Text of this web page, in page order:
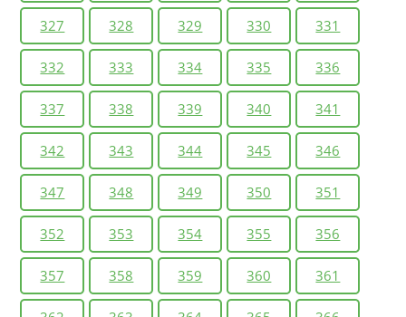
327 328 329 330 331
332 333 334 335 336
337 338 339 340 341
342 343 344 345 346
347 348 349 350 351
352 353 354 355 356
357 358 359 360 361